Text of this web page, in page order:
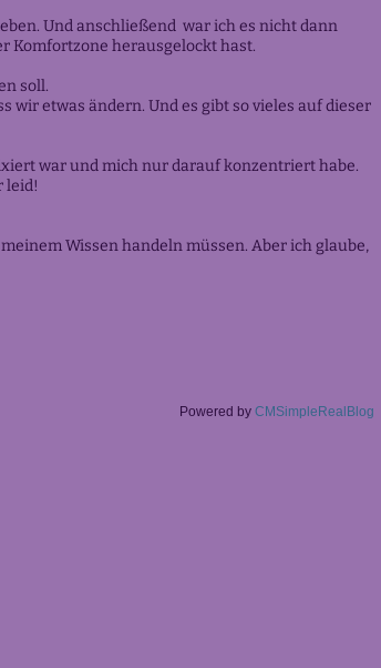
Und anschließend war ich es nicht dann
Komfortzone herausgelockt hast.
soll.
wir etwas ändern. Und es gibt so vieles auf dieser
war und mich nur darauf konzentriert habe.
leid!
Wissen handeln müssen. Aber ich glaube,
Powered by CMSimpleRealBlog